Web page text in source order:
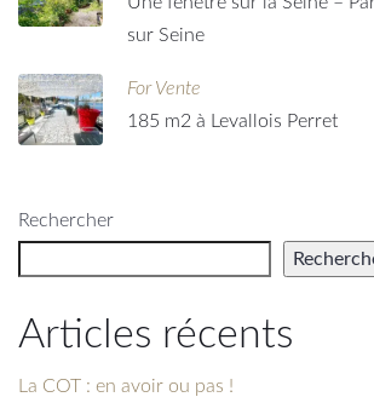
sur Seine
For Vente
185 m2 à Levallois Perret
Rechercher
Articles récents
La COT : en avoir ou pas !